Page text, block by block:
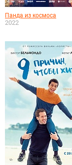
Панда из космоса
2022